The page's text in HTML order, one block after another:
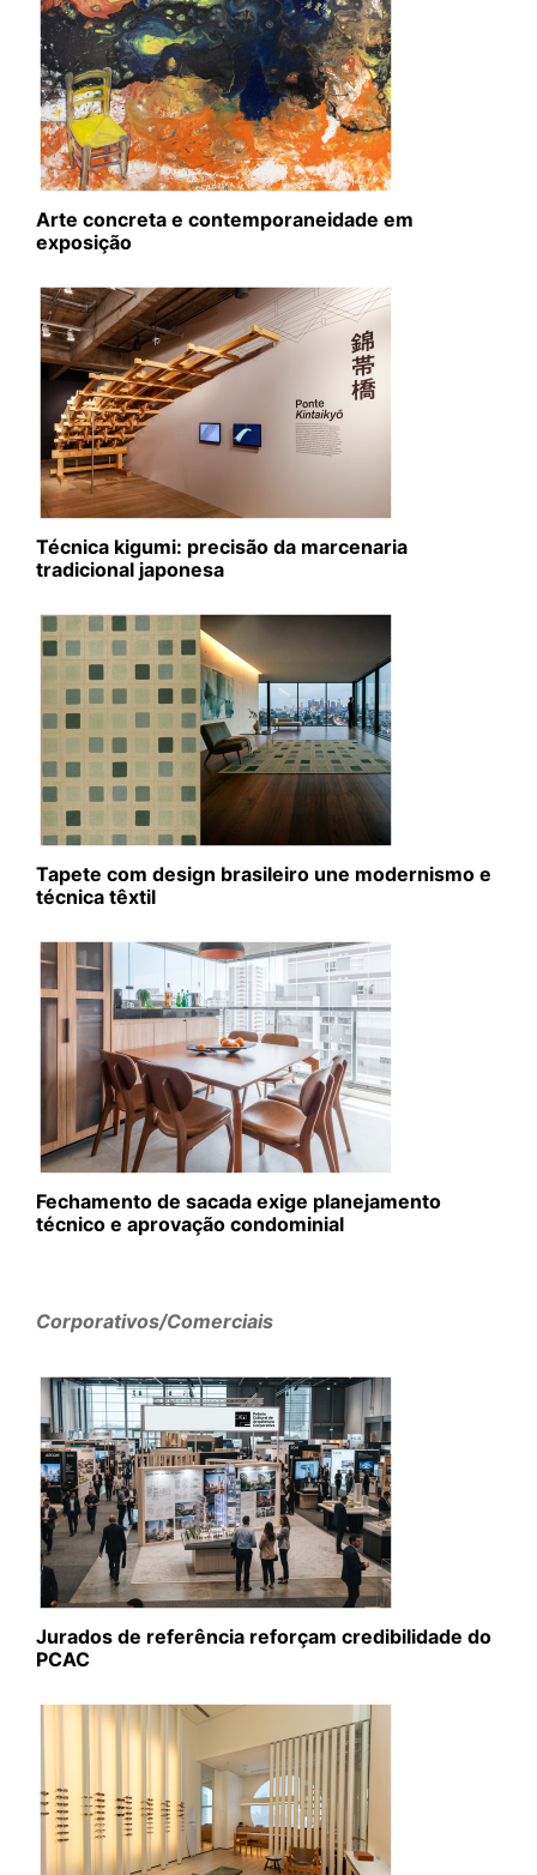
Arte concreta e contemporaneidade em
exposição
Técnica kigumi: precisão da marcenaria
tradicional japonesa
Tapete com design brasileiro une modernismo e
técnica têxtil
Fechamento de sacada exige planejamento
técnico e aprovação condominial
Corporativos/Comerciais
Jurados de referência reforçam credibilidade do
PCAC